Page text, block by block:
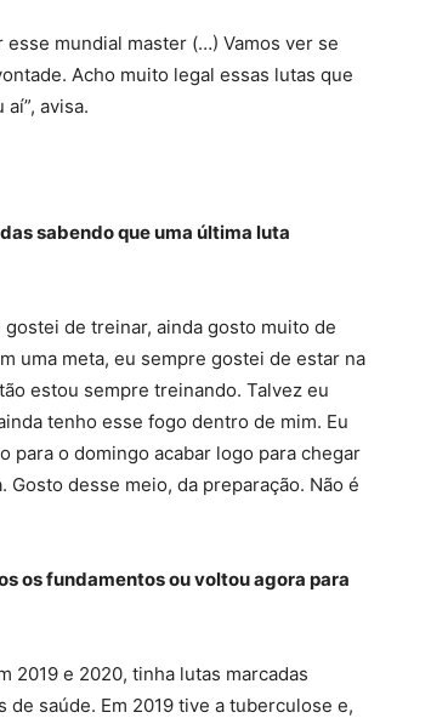
mundial master (…) Vamos ver se
Acho muito legal essas lutas que
avisa.
sabendo que uma última luta
de treinar, ainda gosto muito de
uma meta, eu sempre gostei de estar na
estou sempre treinando. Talvez eu
tenho esse fogo dentro de mim. Eu
para o domingo acabar logo para chegar
desse meio, da preparação. Não é
os fundamentos ou voltou agora para
2019 e 2020, tinha lutas marcadas
saúde. Em 2019 tive a tuberculose e,